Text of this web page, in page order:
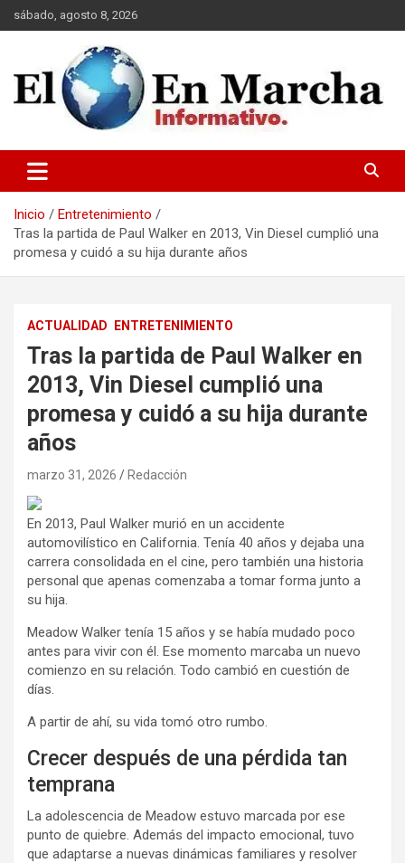
Saltar
al
sábado, agosto 8, 2026
elmundoenmarcha.net
Inicio
Entretenimiento
Tras la partida de Paul Walker en 2013, Vin Diesel cumplió una
promesa y cuidó a su hija durante años
ACTUALIDAD ENTRETENIMIENTO
Tras la partida de Paul Walker en
2013, Vin Diesel cumplió una
promesa y cuidó a su hija durante
años
marzo 31, 2026 Redacción
En 2013, Paul Walker murió en un accidente
automovilístico en California. Tenía 40 años y dejaba una
carrera consolidada en el cine, pero también una historia
personal que apenas comenzaba a tomar forma junto a
su hija.
Meadow Walker tenía 15 años y se había mudado poco
antes para vivir con él. Ese momento marcaba un nuevo
comienzo en su relación. Todo cambió en cuestión de
días.
A partir de ahí, su vida tomó otro rumbo.
Crecer después de una pérdida tan
temprana
La adolescencia de Meadow estuvo marcada por ese
punto de quiebre. Además del impacto emocional, tuvo
que adaptarse a nuevas dinámicas familiares y resolver